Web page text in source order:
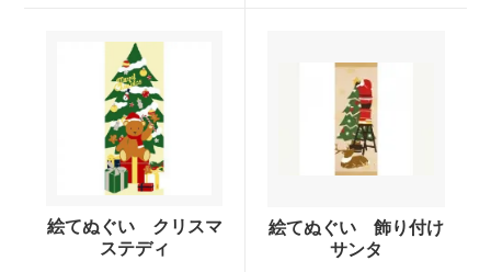
絵てぬぐい クリスマ
ステディ
絵てぬぐい 飾り付け
サンタ